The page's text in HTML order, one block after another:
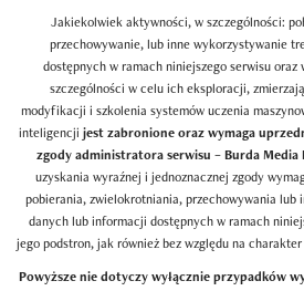
Jakiekolwiek aktywności, w szczególności:
przechowywanie, lub inne wykorzystywanie
dostępnych w ramach niniejszego serwisu
szczególności w celu ich eksploracji,
modyfikacji i szkolenia systemów uczenia
inteligencji jest zabronione oraz wymaga
zgody administratora serwisu – Burda Media
uzyskania wyraźnej i jednoznacznej zgody
pobierania, zwielokrotniania, przechowywania lub
danych lub informacji dostępnych w ramach
jego podstron, jak również bez względu na
Powyższe nie dotyczy wyłącznie przypadków